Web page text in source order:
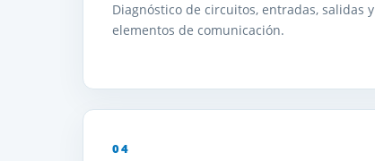
Diagnóstico de circuitos, entradas, salidas y
elementos de comunicación.
04